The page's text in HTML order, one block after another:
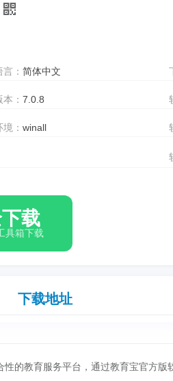
言：简体中文
本：7.0.8
境：winall
载
具箱下载
下载地址
的教育服务平台，通过教育宝官方版